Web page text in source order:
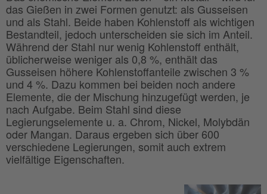
das Gießen in zwei Formen genutzt: als Gusseisen
und als Stahl. Beide haben Kohlenstoff als wichtigen
Bestandteil, jedoch unterscheiden sie sich im Anteil.
Während der Stahl nur wenig Kohlenstoff enthält,
üblicherweise weniger als 0,8 %, enthält das
Gusseisen höhere Kohlenstoffanteile zwischen 3 %
und 4 %. Dazu kommen bei beiden noch andere
Elemente, die der Mischung hinzugefügt werden, je
nach Aufgabe. Beim Stahl sind diese
Legierungselemente u. a. Chrom, Nickel, Molybdän
oder Mangan. Daraus ergeben sich über 600
verschiedene Legierungen, somit auch extrem
vielfältige Eigenschaften.